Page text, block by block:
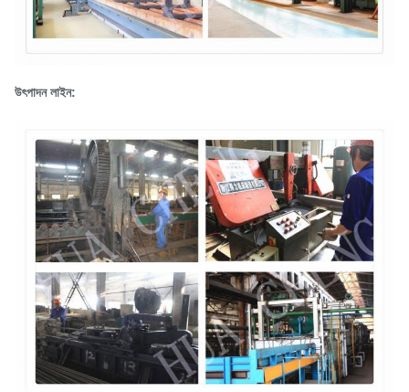
উৎপাদন লাইন: